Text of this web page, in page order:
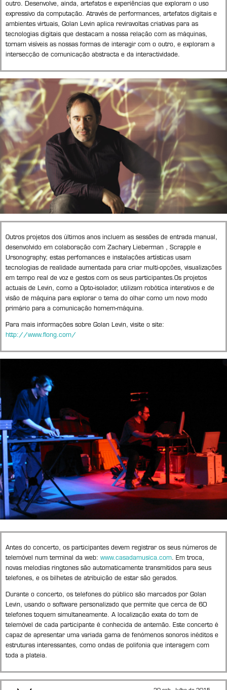
outro. Desenvolve, ainda, artefatos e experiências que exploram o uso
expressivo da computação. Através de performances, artefatos digitais e
ambientes virtuais, Golan Levin aplica reviravoltas criativas para as
tecnologias digitais que destacam a nossa relação com as máquinas,
tornam visíveis as nossas formas de interagir com o outro, e exploram a
intersecção de comunicação abstracta e da interactividade.
Outros projetos dos últimos anos incluem as sessões de entrada manual,
desenvolvido em colaboração com Zachary Lieberman , Scrapple e
Ursonography; estas perfomances e instalações artísticas usam
tecnologias de realidade aumentada para criar multi-opções, visualizações
em tempo real de voz e gestos com os seus participantes.Os projetos
actuais de Levin, como a Opto-isolador, utilizam robótica interativos e de
visão de máquina para explorar o tema do olhar como um novo modo
primário para a comunicação homem-máquina.
Para mais informações sobre Golan Levin, visite o site:
http://www.flong.com/
Antes do concerto, os participantes devem registrar os seus números de
telemóvel num terminal da web: www.casadamusica.com. Em troca,
novas melodias ringtones são automaticamente transmitidos para seus
telefones, e os bilhetes de atribuição de estar são gerados.
Durante o concerto, os telefones do público são marcados por Golan
Levin, usando o software personalizado que permite que cerca de 60
telefones toquem simultaneamente. A localização exata do tom de
telemóvel de cada participante é conhecida de antemão. Este concerto é
capaz de apresentar uma variada gama de fenómenos sonoros inéditos e
estruturas interessantes, como ondas de polifonia que interagem com
toda a plateia.